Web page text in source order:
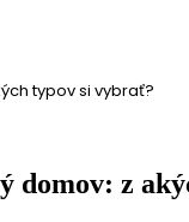
typov si vybrať?
domov: z